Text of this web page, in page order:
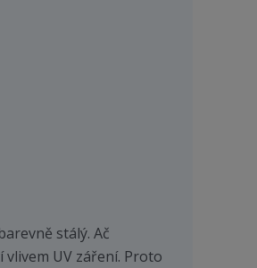
stálý. Ač
UV záření. Proto